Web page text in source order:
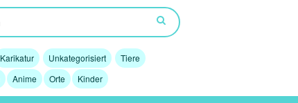
Karikatur Unkategorisiert
Tiere
Anime Orte Kinder